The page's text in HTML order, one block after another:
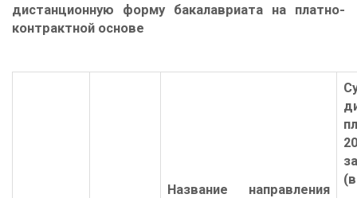
дистанционную форму бакалавриата на платно-
контрактной основе
Название направления